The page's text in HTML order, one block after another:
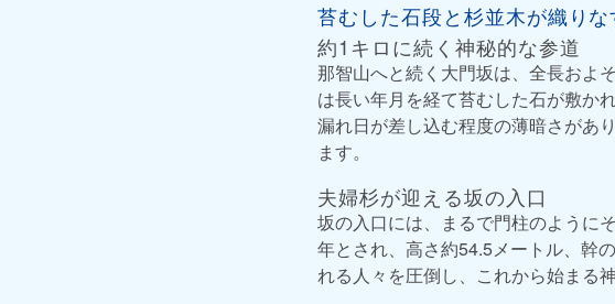
苔むした石段と杉並木が織りな
約1キロに続く神秘的な参道
那智山へと続く大門坂は、全長およ
は長い年月を経て苔むした石が敷か
漏れ日が差し込む程度の薄暗さがあ
ます。
夫婦杉が迎える坂の入口
坂の入口には、まるで門柱のように
年とされ、高さ約54.5メートル、幹
れる人々を圧倒し、これから始まる